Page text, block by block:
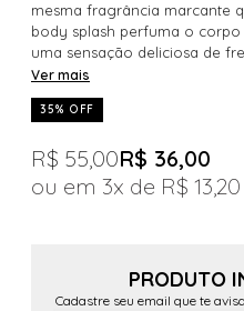
mesma fragrância marcante
body splash perfuma o
uma sensação deliciosa de
Ver mais
35% OFF
R$ 55,00R$ 36,00
3x
R$ 13,20
PRODUTO
Cadastre seu email que te